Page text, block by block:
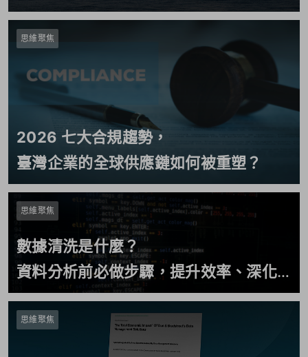
思維聚焦
2026 七大合規趨勢，
臺灣企業的全球供應鏈如何被重塑？
思維聚焦
數據清洗是什麼？
資料分析前必做步驟，提升效率、深化
數據價值
思維聚焦